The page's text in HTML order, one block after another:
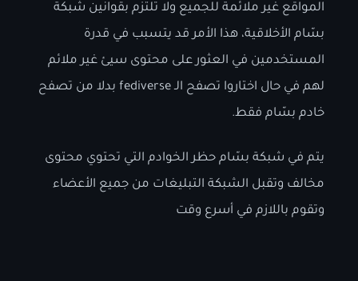
المواقع غير ملائمة للجميع ولا تلتزم بقوانين شبكة
بسّام الأخلاقية، هذا الأمر قد يتسبب في قدرة
المستخدمين في العثور على محتوى سيئ غير ملائم
لهم في حال اختاروا تصفح الـ fediverse بدلا من تصفح
خادم بسّام فقط.
يتم في شبكة بسّام حظر الخوادم التي تحتوي محتوى
مخالف وتقبل الشبكة التبليغات من جميع الأعضاء
وتقوم باللازم في أسرع وقت